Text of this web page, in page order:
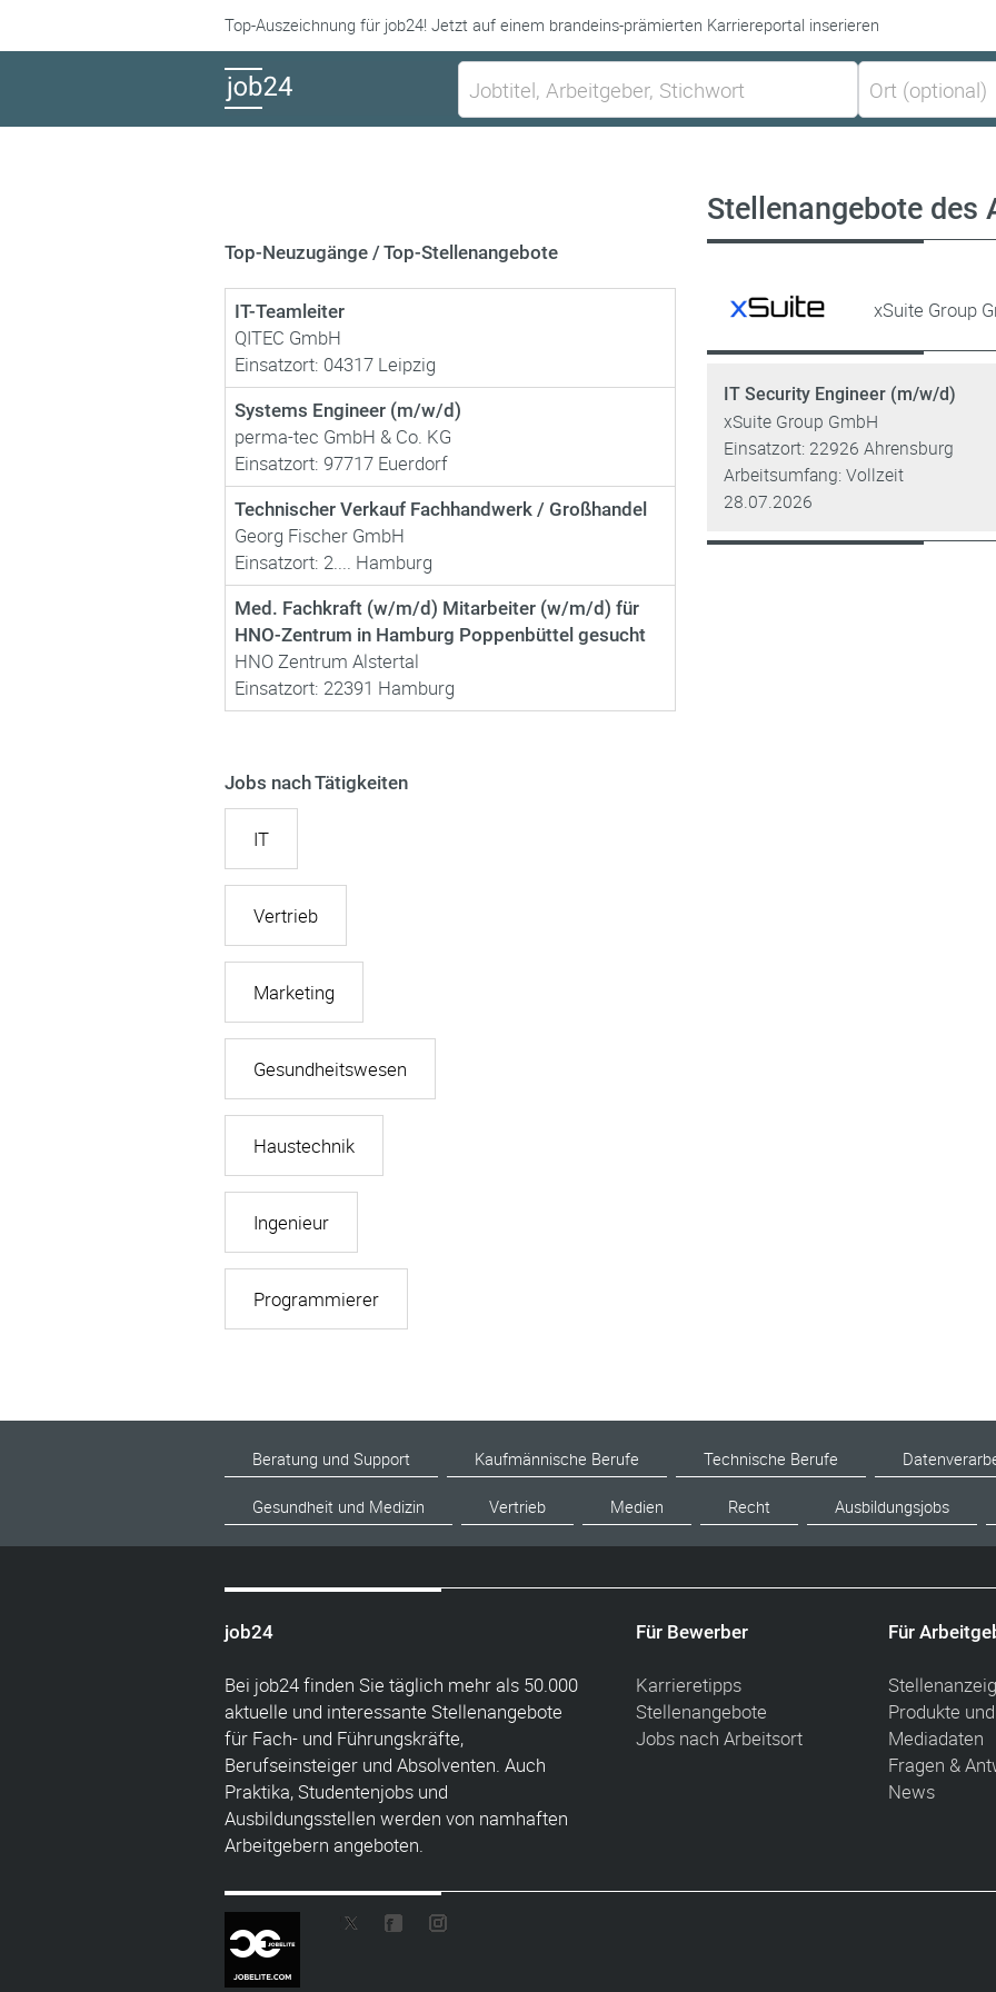
Top-Auszeichnung für job24! Jetzt auf einem brandeins-prämierten Karriereportal inserieren
Top-Neuzugänge / Top-Stellenangebote
IT-Teamleiter
QITEC GmbH
Einsatzort: 04317 Leipzig
Systems Engineer (m/w/d)
perma-tec GmbH & Co. KG
Einsatzort: 97717 Euerdorf
Technischer Verkauf Fachhandwerk / Großhandel
Georg Fischer GmbH
Einsatzort: 2.... Hamburg
Med. Fachkraft (w/m/d) Mitarbeiter (w/m/d) für
HNO-Zentrum in Hamburg Poppenbüttel gesucht
HNO Zentrum Alstertal
Einsatzort: 22391 Hamburg
Jobs nach Tätigkeiten
IT
Vertrieb
Marketing
Gesundheitswesen
Haustechnik
Ingenieur
Programmierer
Stellenangebote des
xSuite Group
IT Security Engineer (m/w/d)
xSuite Group GmbH
Einsatzort: 22926 Ahrensburg
Arbeitsumfang: Vollzeit
28.07.2026
Beratung und Support Kaufmännische Berufe Technische Berufe
Gesundheit und Medizin Vertrieb Medien Recht Ausbildungsjobs
job24
Bei job24 finden Sie täglich mehr als 50.000
aktuelle und interessante Stellenangebote
für Fach- und Führungskräfte,
Berufseinsteiger und Absolventen. Auch
Praktika, Studentenjobs und
Ausbildungsstellen werden von namhaften
Arbeitgebern angeboten.
Für Bewerber
Karrieretipps
Stellenangebote
Jobs nach Arbeitsort
Für
Produkte
Mediadaten
Fragen &
News